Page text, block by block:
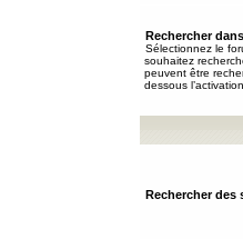
Rechercher
Sélectionnez le
souhaitez
peuvent être
dessous
Rechercher des